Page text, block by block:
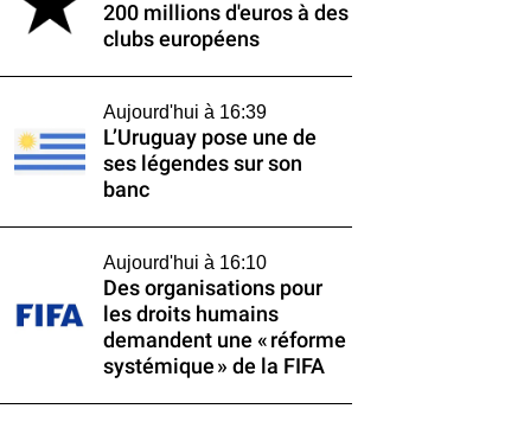
200 millions d'euros à des
clubs européens
Aujourd'hui à 16:39
L’Uruguay pose une de
ses légendes sur son
banc
Aujourd'hui à 16:10
Des organisations pour
les droits humains
demandent une « réforme
systémique » de la FIFA